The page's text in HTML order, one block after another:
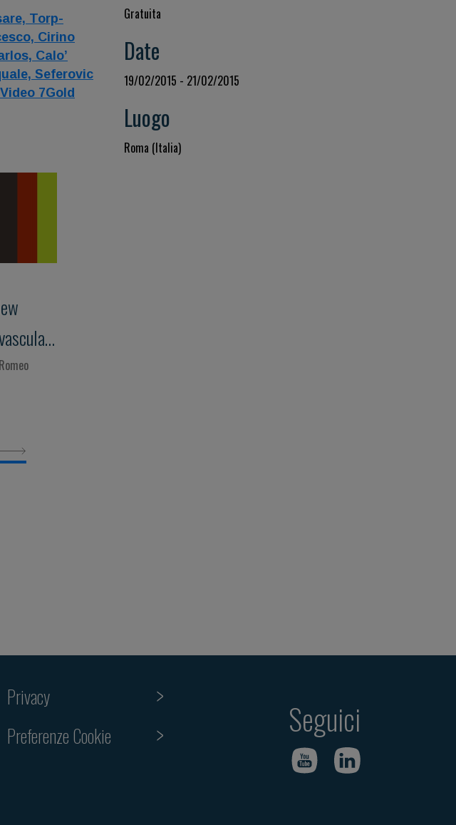
Torp-
Cirino
Calo’
Seferovic
Video 7Gold
Gratuita
Date
19/02/2015 - 21/02/2015
Luogo
Roma (Italia)
Privacy
Preferenze Cookie
Seguici